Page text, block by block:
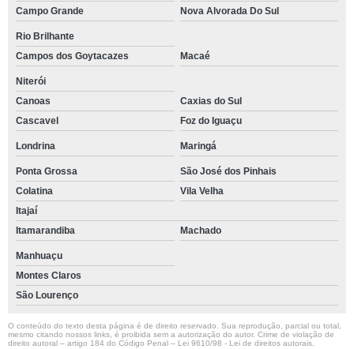
Campo Grande
Nova Alvorada Do Sul
Rio Brilhante
Campos dos Goytacazes
Macaé
Niterói
Canoas
Caxias do Sul
Cascavel
Foz do Iguaçu
Londrina Maringá
Ponta Grossa
São José dos Pinhais
Colatina
Vila Velha
Itajaí
Itamarandiba
Machado
Manhuaçu
Montes Claros
São Lourenço
O conteúdo do texto desta página é de direito reservado. Sua reprodução, parcial ou total,
mesmo citando nossos links, é proibida sem a autorização do autor. Crime de violação de
direito autoral – artigo 184 do Código Penal – Lei 9610/98 - Lei de direitos autorais